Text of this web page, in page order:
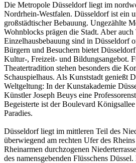
Die Metropole Düsseldorf liegt im
Nordrhein-Westfalen. Düsseldorf ist ein
großstädtischer Bebauung. Ungezählte
Wohnblocks prägen die Stadt. Aber
Einzelhausbebauung sind in Düsseldorf
Bürgern und Besuchern bietet
Kultur-, Freizeit- und Bildungsangebot.
Theatertradition stehen besonders die
Schauspielhaus. Als Kunststadt genießt
Weltgeltung: In der Kunstakademie
Künstler Joseph Beuys eine
Begeisterte ist der Boulevard
Paradies.
Düsseldorf liegt im mittleren Teil des
überwiegend am rechten Ufer des
Rheinarmen durchzogenen
des namensgebenden Flüsschens